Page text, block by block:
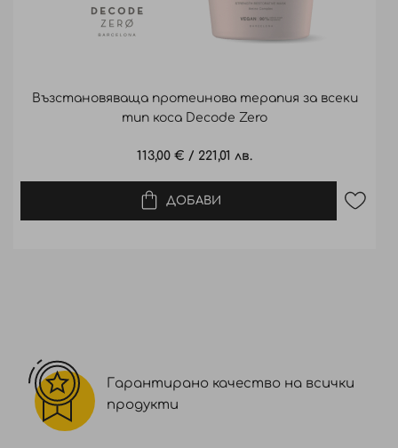
Възстановяваща протеинова терапия за всеки
тип коса Decode Zero
113,00 € / 221,01 лв.
ДОБАВИ
Гарантирано качество на всички
продукти